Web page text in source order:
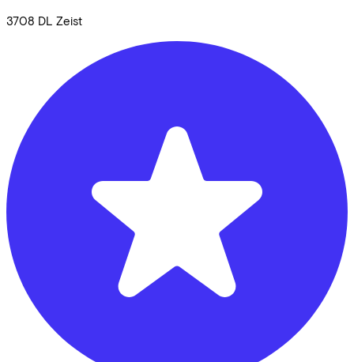
3708 DL Zeist